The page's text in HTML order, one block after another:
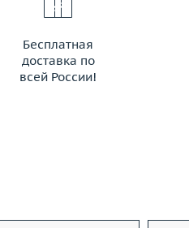
Бесплатная
доставка по
всей России!